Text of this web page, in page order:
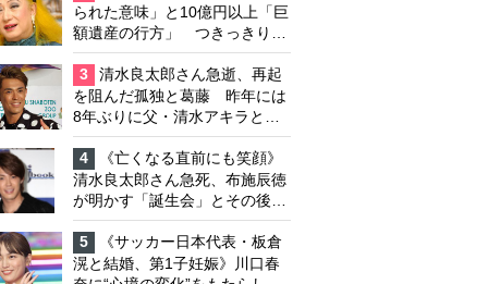
られた意味」と10億円以上「巨
額遺産の行方」 つきっきりで
私生活をサポートしていた元俳
優が相続か
3
清水良太郎さん急逝、再起
を阻んだ孤独と葛藤 昨年には
8年ぶりに父・清水アキラと共
演、本格的な活動再開に向かっ
ていたが…周囲が懸念していた
「不安定なところ」
4
《亡くなる直前にも笑顔》
清水良太郎さん急死、布施辰徳
が明かす「誕生会」とその後の
メッセージ
5
《サッカー日本代表・板倉
滉と結婚、第1子妊娠》川口春